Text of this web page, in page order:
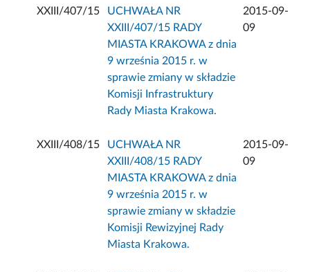
XXIII/407/15
UCHWAŁA NR
XXIII/407/15 RADY
MIASTA KRAKOWA z dnia
9 września 2015 r. w
sprawie zmiany w składzie
Komisji Infrastruktury
Rady Miasta Krakowa.
2015-09-
09
XXIII/408/15
UCHWAŁA NR
XXIII/408/15 RADY
MIASTA KRAKOWA z dnia
9 września 2015 r. w
sprawie zmiany w składzie
Komisji Rewizyjnej Rady
Miasta Krakowa.
2015-09-
09